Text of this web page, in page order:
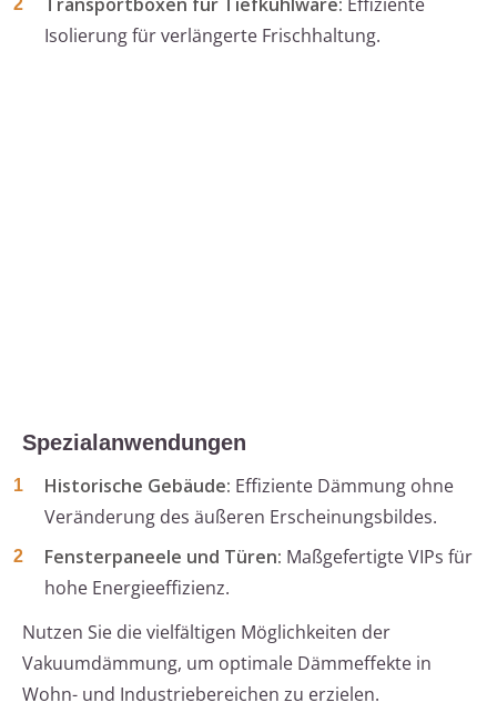
Isolierung für verlängerte Frischhaltung.
Spezialanwendungen
Historische Gebäude: Effiziente Dämmung ohne
Veränderung des äußeren Erscheinungsbildes.
Fensterpaneele und Türen: Maßgefertigte VIPs für
hohe Energieeffizienz.
Nutzen Sie die vielfältigen Möglichkeiten der
Vakuumdämmung, um optimale Dämmeffekte in
Wohn- und Industriebereichen zu erzielen.